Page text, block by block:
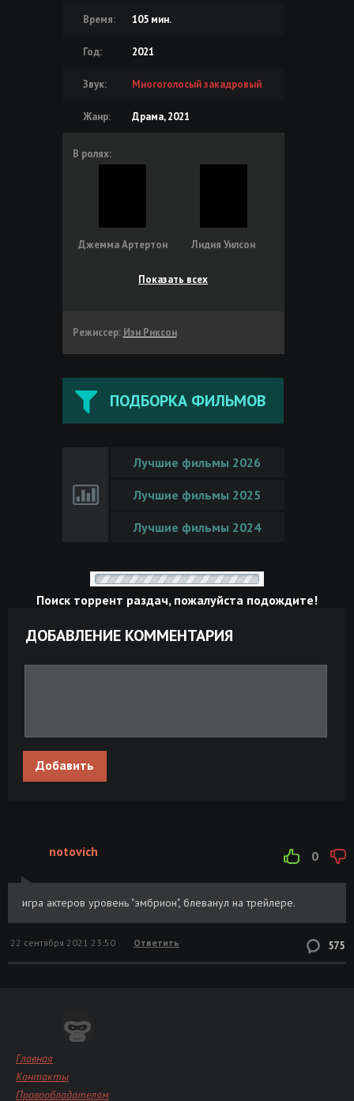
Время: 105 мин.
Год: 2021
Звук: Многоголосый закадровый
Жанр: Драма, 2021
В ролях:
Джемма Артертон Лидия Уилсон
Показать всех
Режиссер: Иэн Риксон
ПОДБОРКА ФИЛЬМОВ
Лучшие фильмы 2026
Лучшие фильмы 2025
Лучшие фильмы 2024
Поиск торрент раздач, пожалуйста подождите!
ДОБАВЛЕНИЕ КОММЕНТАРИЯ
Добавить
0
notovich
игра актеров уровень "эмбрион", блеванул на трейлере.
575
22 сентября 2021 23:50 Ответить
Главная
Контакты
Правообладателям